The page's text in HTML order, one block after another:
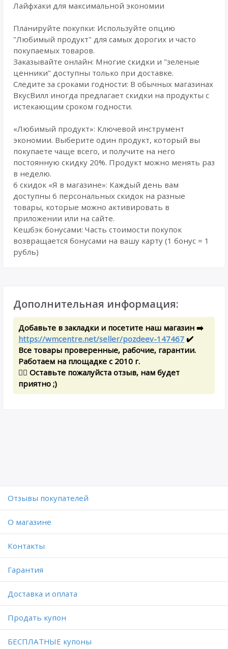
Лайфхаки для максимальной экономии
Планируйте покупки: Используйте опцию
"Любимый продукт" для самых дорогих и часто
покупаемых товаров.
Заказывайте онлайн: Многие скидки и "зеленые
ценники" доступны только при доставке.
Следите за сроками годности: В обычных магазинах
ВкусВилл иногда предлагает скидки на продукты с
истекающим сроком годности.
«Любимый продукт»: Ключевой инструмент
экономии. Выберите один продукт, который вы
покупаете чаще всего, и получите на него
постоянную скидку 20%. Продукт можно менять раз
в неделю.
6 скидок «Я в магазине»: Каждый день вам
доступны 6 персональных скидок на разные
товары, которые можно активировать в
приложении или на сайте.
Кешбэк бонусами: Часть стоимости покупок
возвращается бонусами на вашу карту (1 бонус = 1
рубль)
Дополнительная информация:
Добавьте в закладки и посетите наш магазин ➡️
https://wmcentre.net/seller/pozdeev-147467 ✔️
Все товары проверенные, рабочие, гарантии.
Работаем на площадке с 2010 г.
✍🏻 Оставьте пожалуйста отзыв, нам будет
приятно ;)
Отзывы покупателей
O магазине
Контакты
Гарантия
Доставка и оплата
Продать купон
БЕСПЛАТНЫЕ купоны